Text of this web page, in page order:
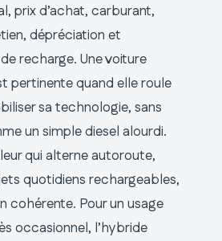
prix d’achat, carburant,
dépréciation et
recharge. Une voiture
pertinente quand elle roule
sa technologie, sans
un simple diesel alourdi.
qui alterne autoroute,
quotidiens rechargeables,
cohérente. Pour un usage
occasionnel, l’hybride